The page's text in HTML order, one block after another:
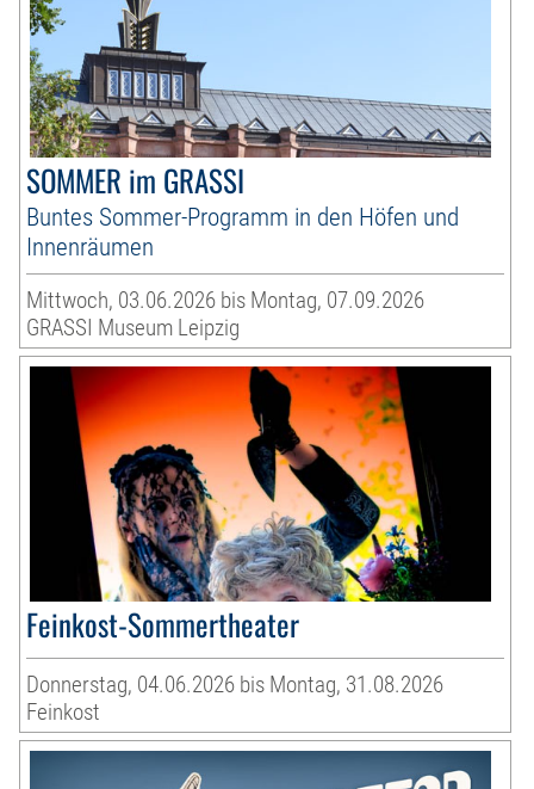
SOMMER im GRASSI
Buntes Sommer-Programm in den Höfen und
Innenräumen
Mittwoch, 03.06.2026 bis Montag, 07.09.2026
GRASSI Museum Leipzig
Feinkost-Sommertheater
Donnerstag, 04.06.2026 bis Montag, 31.08.2026
Feinkost